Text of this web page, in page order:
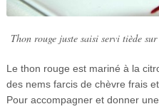
Thon rouge juste saisi servi tiède
Le thon rouge est mariné à la
des nems farcis de chèvre frais
Pour accompagner et donner